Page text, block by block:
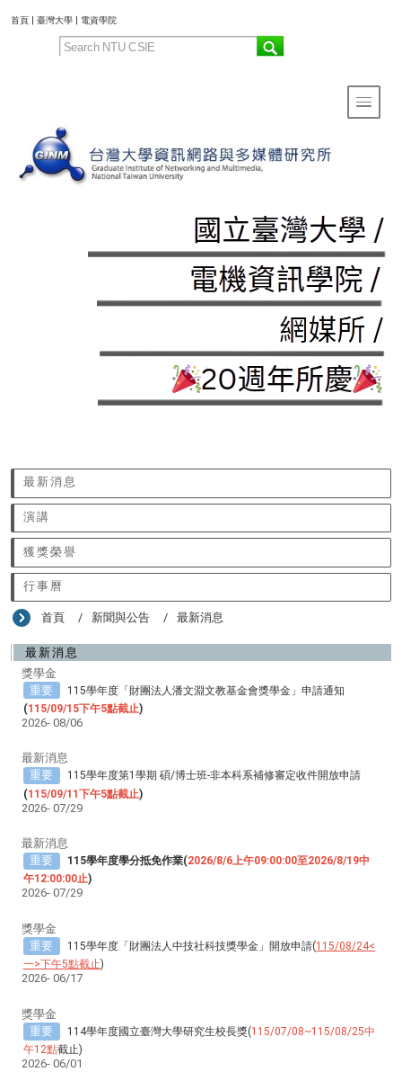
首頁 | 臺灣大學 | 電資學院
最新消息
演講
獲獎榮譽
行事曆
首頁 新聞與公告 最新消息
最新消息
獎學金
重要
115學年度「財團法人潘文淵文教基金會獎學金」申請通知
(115/09/15下午5點截止)
2026- 08/06
最新消息
重要
115學年度第1學期 碩/博士班-非本科系補修審定收件開放申請
(115/09/11下午5點截止)
2026- 07/29
最新消息
重要
115學年度學分抵免作業(2026/8/6上午09:00:00至2026/8/19中
午12:00:00止)
2026- 07/29
獎學金
重要
115學年度「財團法人中技社科技獎學金」開放申請(115/08/24<
一>下午5點截止)
2026- 06/17
獎學金
重要
114學年度國立臺灣大學研究生校長獎(115/07/08~115/08/25中
午12點截止)
2026- 06/01